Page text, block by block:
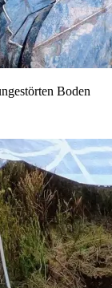
Boden